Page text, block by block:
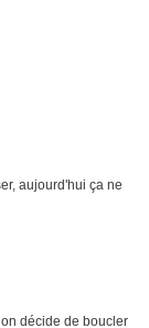
aujourd'hui ça ne
décide de boucler